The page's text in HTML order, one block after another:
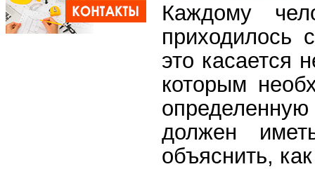
Каждому
приходилось
это касается
которым
должен
объяснить,